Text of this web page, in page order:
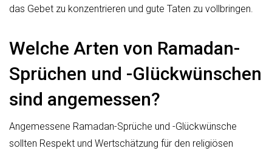
das Gebet zu konzentrieren und gute Taten zu vollbringen.
Welche Arten von Ramadan-
Sprüchen und -Glückwünschen
sind angemessen?
Angemessene Ramadan-Sprüche und -Glückwünsche
sollten Respekt und Wertschätzung für den religiösen